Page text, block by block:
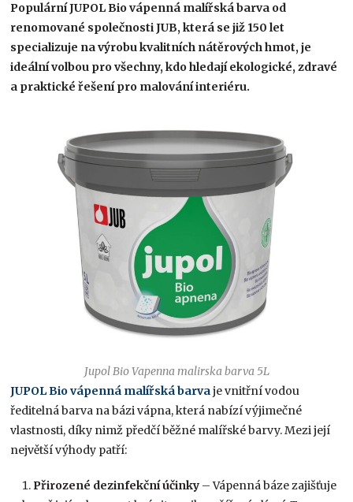
Populární JUPOL Bio vápenná malířská barva od
renomované společnosti JUB, která se již 150 let
specializuje na výrobu kvalitních nátěrových hmot, je
ideální volbou pro všechny, kdo hledají ekologické, zdravé
a praktické řešení pro malování interiéru.
Jupol Bio Vapenna malirska barva 5L
JUPOL Bio vápenná malířská barvaje vnitřní vodou
ředitelná barva na bázi vápna, která nabízí výjimečné
vlastnosti, díky nimž předčí běžné malířské barvy. Mezi její
největší výhody patří:
Přirozené dezinfekční účinky – Vápenná báze zajišťuje